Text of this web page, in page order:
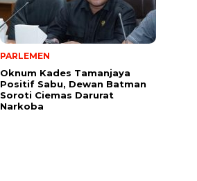
PARLEMEN
Oknum Kades Tamanjaya
Positif Sabu, Dewan Batman
Soroti Ciemas Darurat
Narkoba